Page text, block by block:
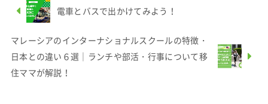
電車とバスで出かけてみよう！
マレーシアのインターナショナルスクールの特徴・
日本との違い６選｜ランチや部活・行事について移
住ママが解説！